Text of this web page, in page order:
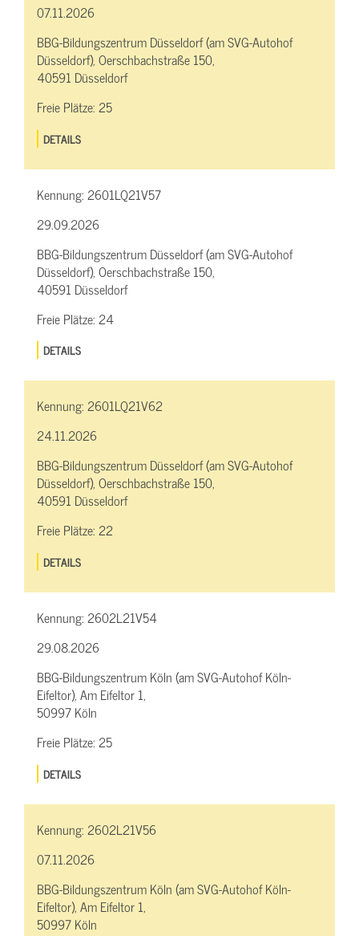
07.11.2026
BBG-Bildungszentrum Düsseldorf (am SVG-Autohof
Düsseldorf), Oerschbachstraße 150,
40591 Düsseldorf
Freie Plätze:25
DETAILS
Kennung:2601LQ21V57
29.09.2026
BBG-Bildungszentrum Düsseldorf (am SVG-Autohof
Düsseldorf), Oerschbachstraße 150,
40591 Düsseldorf
Freie Plätze:24
DETAILS
Kennung:2601LQ21V62
24.11.2026
BBG-Bildungszentrum Düsseldorf (am SVG-Autohof
Düsseldorf), Oerschbachstraße 150,
40591 Düsseldorf
Freie Plätze:22
DETAILS
Kennung:2602L21V54
29.08.2026
BBG-Bildungszentrum Köln (am SVG-Autohof Köln-
Eifeltor), Am Eifeltor 1,
50997 Köln
Freie Plätze:25
DETAILS
Kennung:2602L21V56
07.11.2026
BBG-Bildungszentrum Köln (am SVG-Autohof Köln-
Eifeltor), Am Eifeltor 1,
50997 Köln